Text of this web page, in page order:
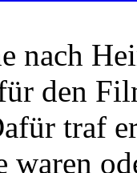
nach
den
traf
waren